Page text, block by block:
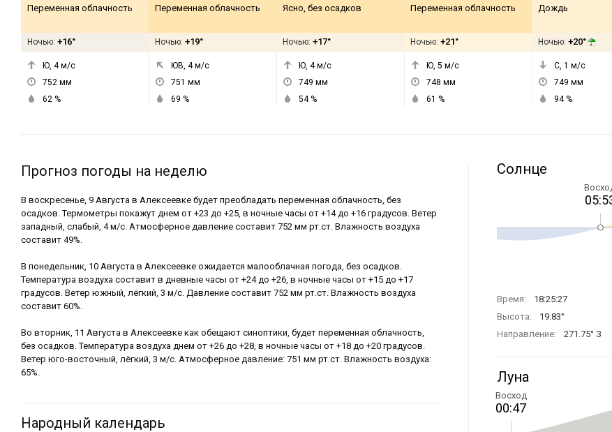
Переменная облачность
Ночью: +16°
Ю, 4м/с
752 мм
62 %
Переменная облачность
Ночью: +19°
ЮВ, 4м/с
751 мм
69 %
Ясно, без осадков
Ночью: +17°
Ю, 4м/с
749 мм
54%
Переменная облачность
Ночью: +21°
Ю, 5 м/с
748 мм
61 %
Дождь
Ночью: +20°
С, 1 м/с
749 мм
94%
Прогноз погоды на неделю
В воскресенье, 9 Августа в Алексеевке будет преобладать переменная облачность, без
осадков. Термометры покажут днем от +23 до +25, в ночные часы от +14 до +16 градусов. Ветер
западный, слабый, 4 м/с. Атмосферное давление составит 752 мм рт.ст. Влажность воздуха
составит 49%.
В понедельник, 10 Августа в Алексеевке ожидается малооблачная погода, без осадков.
Температура воздуха составит в дневные часы от +24 до +26, в ночные часы от +15 до +17
градусов. Ветер южный, лёгкий, 3 м/с. Давление составит 752 мм рт.ст. Влажность воздуха
составит 60%.
Во вторник, 11 Августа в Алексеевке как обещают синоптики, будет переменная облачность,
без осадков. Температура воздуха днем от +26 до +28, в ночные часы от +18 до +20 градусов.
Ветер юго-восточный, лёгкий, 3 м/с. Атмосферное давление: 751 мм рт.ст. Влажность воздуха:
65%.
Народный календарь
Солнце
Время:
18:25:27
Высота:
19.83°
Направление:
271.75° З
Луна
Восход
00:47